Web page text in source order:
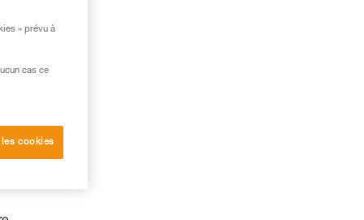
» prévu à
cas ce
cookies